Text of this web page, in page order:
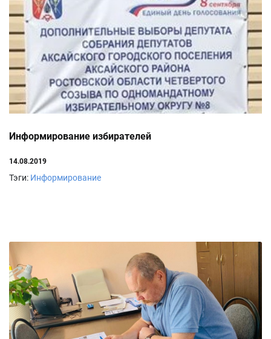
Информирование избирателей
14.08.2019
Тэги: Информирование